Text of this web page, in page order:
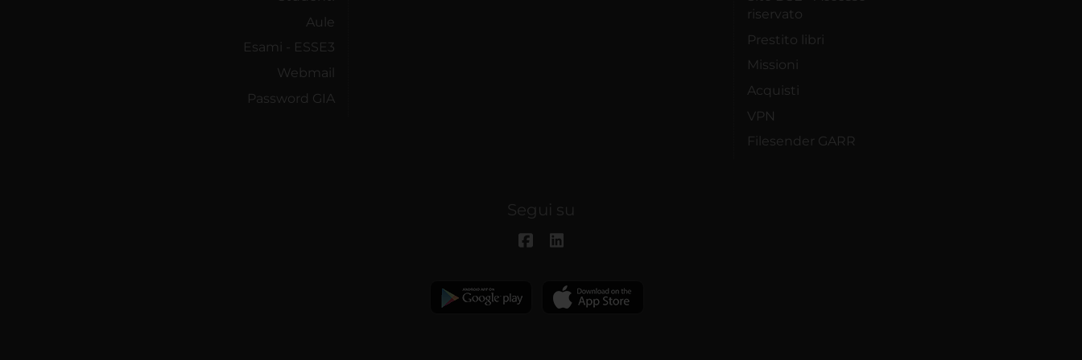
Aule
Esami - ESSE3
Webmail
Password GIA
riservato
Prestito libri
Missioni
Acquisti
VPN
Filesender GARR
Segui su